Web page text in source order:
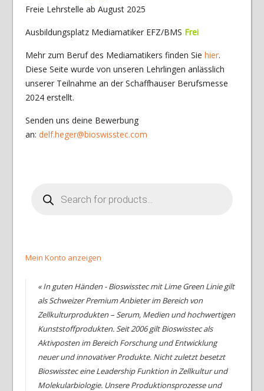
Freie Lehrstelle ab August 2025
Ausbildungsplatz Mediamatiker EFZ/BMS Frei
Mehr zum Beruf des Mediamatikers finden Sie hier.
Diese Seite wurde von unseren Lehrlingen anlässlich
unserer Teilnahme an der Schaffhauser Berufsmesse
2024 erstellt.
Senden uns deine Bewerbung
an: delf.heger@bioswisstec.com
search
Mein Konto anzeigen
« In guten Händen - Bioswisstec mit Lime Green Linie gilt
als Schweizer Premium Anbieter im Bereich von
Zellkulturprodukten – Serum, Medien und hochwertigen
Kunststoffprodukten. Seit 2006 gilt Bioswisstec als
Aktivposten im Bereich Forschung und Entwicklung
neuer und innovativer Produkte. Nicht zuletzt besetzt
Bioswisstec eine Leadership Funktion in Zellkultur und
Molekularbiologie. Unsere Produktionsprozesse und